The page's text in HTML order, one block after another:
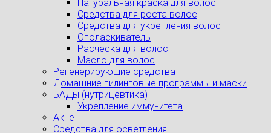
Натуральная краска для волос
Средства для роста волос
Средства для укрепления волос
Ополаскиватель
Расческа для волос
Масло для волос
Регенерирующие средства
Домашние пилинговые программы и маски
БАДы (нутрицевтика)
Укрепление иммунитета
Акне
Средства для осветления